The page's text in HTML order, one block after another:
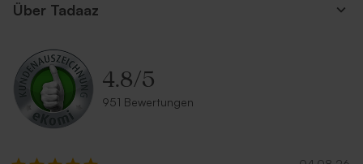
Über Tadaaz
4.8/5
951 Bewertungen